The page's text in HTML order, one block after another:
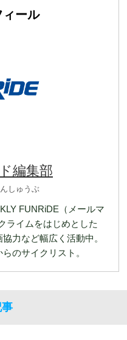
ィール
編集部
しゅうぶ
FUNRiDE（メールマ
ライムをはじめとした
力など幅広く活動中。
のサイクリスト。
事